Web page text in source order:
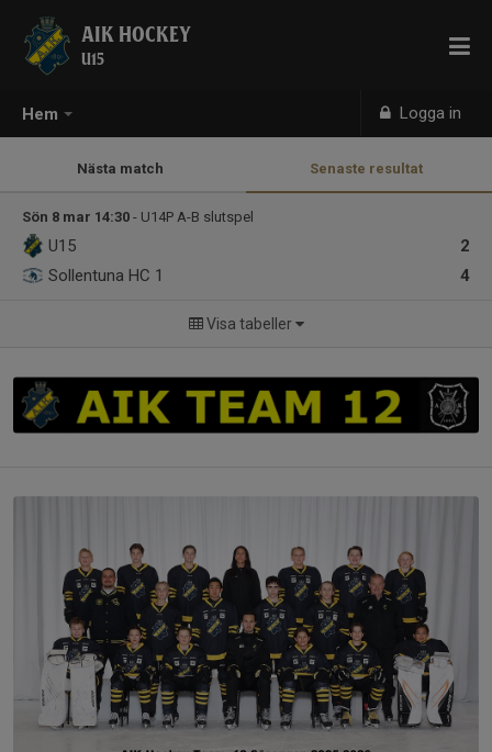
Hem Logga in
AIK HOCKEY
U15
Nästa match Senaste resultat
Sön 8 mar 14:30 - U14P A-B slutspel
2
U15
4
Sollentuna HC 1
Visa tabeller